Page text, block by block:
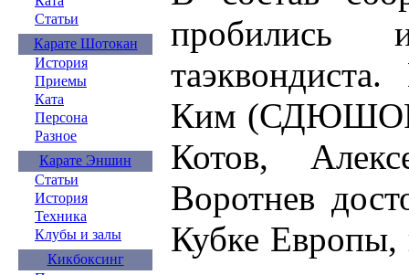
Статьи
Карате Шотокан
История
Приемы
Ката
Персона
Разное
Карате Эншин
Статьи
История
Техника
Клубы и залы
Кикбоксинг
пробились
Ким (СДЮШОР
Котов,
Воротнев
Кубке Европы,